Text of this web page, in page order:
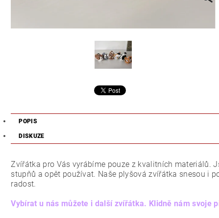
POPIS
DISKUZE
Zvířátka pro Vás vyrábíme pouze z kvalitních materiálů.
stupňů a opět používat. Naše plyšová zvířátka snesou i
radost.
Vybírat u nás můžete i další zvířátka. Klidně nám svoje